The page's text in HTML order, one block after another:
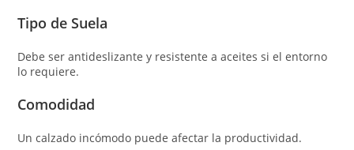
Tipo de Suela
Debe ser antideslizante y resistente a aceites si el entorno
lo requiere.
Comodidad
Un calzado incómodo puede afectar la productividad.